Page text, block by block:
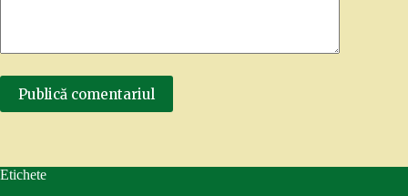
Publică comentariul
Etichete